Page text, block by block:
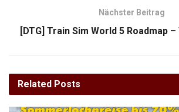
Nächster Beitrag
[DTG] Train Sim World 5 Roadmap
Related Posts